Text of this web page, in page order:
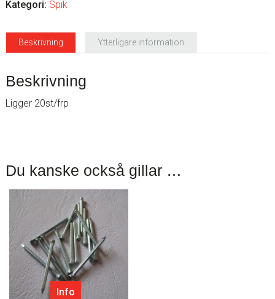
Kategori: Spik
Beskrivning Ytterligare information
Beskrivning
Ligger 20st/frp
Du kanske också gillar …
Info